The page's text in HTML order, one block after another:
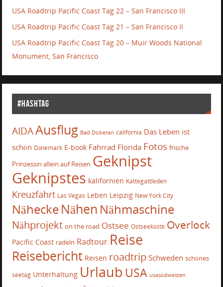
USA Roadtrip Pacific Coast Tag 22 – San Francisco III
USA Roadtrip Pacific Coast Tag 21 – San Francisco II
USA Roadtrip Pacific Coast Tag 20 – Muir Woods National
Monument, San Francisco
#Hashtag
AIDAAusflug Bad Doberan california Das Leben ist
schön Dänemark E-book Fahrrad Florida Fotos frische
Prinzessin allein auf Reisen Geknipst
Geknipstes kalifornien Kattegattleden
Kreuzfahrt Las Vegas Leben Leipzig New York City
NäheckeNähen Nähmaschine
Nähprojekt on the road Ostsee Ostseeküste Overlock
Pacific Coast radeln Radtour Reise
Reisebericht Reisen roadtrip Schweden schönes
seetag Unterhaltung Urlaub USA usasüdwesten